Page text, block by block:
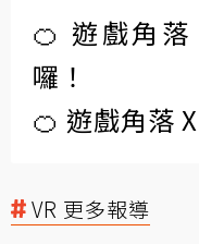
🍊 遊戲角
囉！
🍊 遊戲角落
VR 更多報導